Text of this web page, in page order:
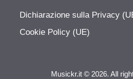
Dichiarazione sulla Privacy
Cookie Policy (UE)
Musickr.it © 2026. All